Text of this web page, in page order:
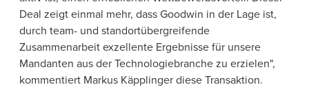
Deal zeigt einmal mehr, dass Goodwin in der Lage ist,
durch team- und standortübergreifende
Zusammenarbeit exzellente Ergebnisse für unsere
Mandanten aus der Technologiebranche zu erzielen",
kommentiert Markus Käpplinger diese Transaktion.